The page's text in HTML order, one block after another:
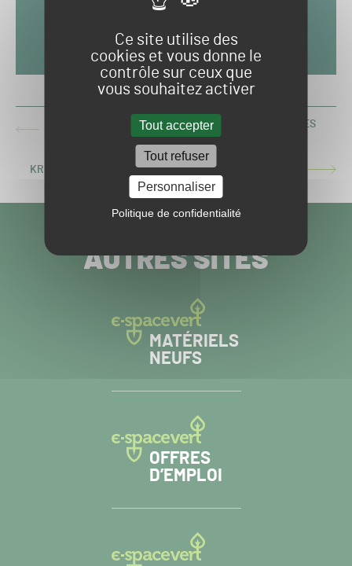
Ce site utilise des
cookies et vous donne le
contrôle sur ceux que
vous souhaitez activer
Tout accepter
Tout refuser
Personnaliser
Politique de confidentialité
ARTICLE
L’ESTC ORGANISE UN WEBINAIRE SUR LES NOUVELLES
NORMES DE REMPLISSAGE
ARTICLE
KRESS LANCE OFFICIELLEMENT SON ROBOT VOYAGER
AUTRES SITES
MATÉRIELS
NEUFS
OFFRES
D’EMPLOI